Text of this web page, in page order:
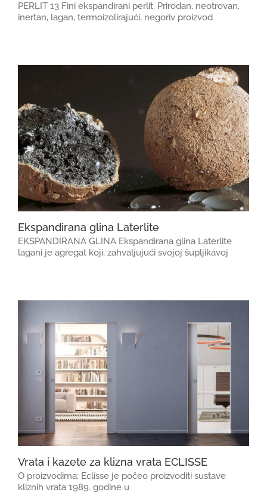
PERLIT 13 Fini ekspandirani perlit. Prirodan, neotrovan,
inertan, lagan, termoizolirajući, negoriv proizvod
Ekspandirana glina Laterlite
EKSPANDIRANA GLINA Ekspandirana glina Laterlite
lagani je agregat koji, zahvaljujući svojoj šupljikavoj
Vrata i kazete za klizna vrata ECLISSE
O proizvodima: Eclisse je počeo proizvoditi sustave
kliznih vrata 1989. godine u